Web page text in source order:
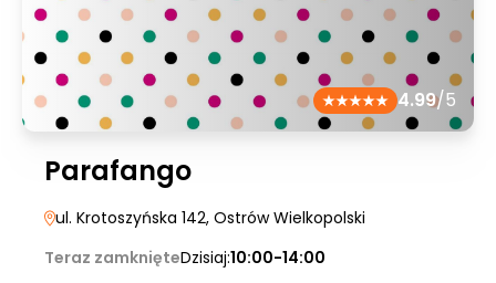
4.99/5
Parafango
ul. Krotoszyńska 142, Ostrów Wielkopolski
Teraz zamknięteDzisiaj:10:00-14:00